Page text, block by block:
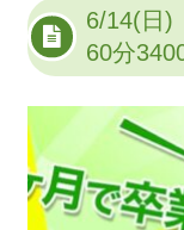
6/14(日)
60分